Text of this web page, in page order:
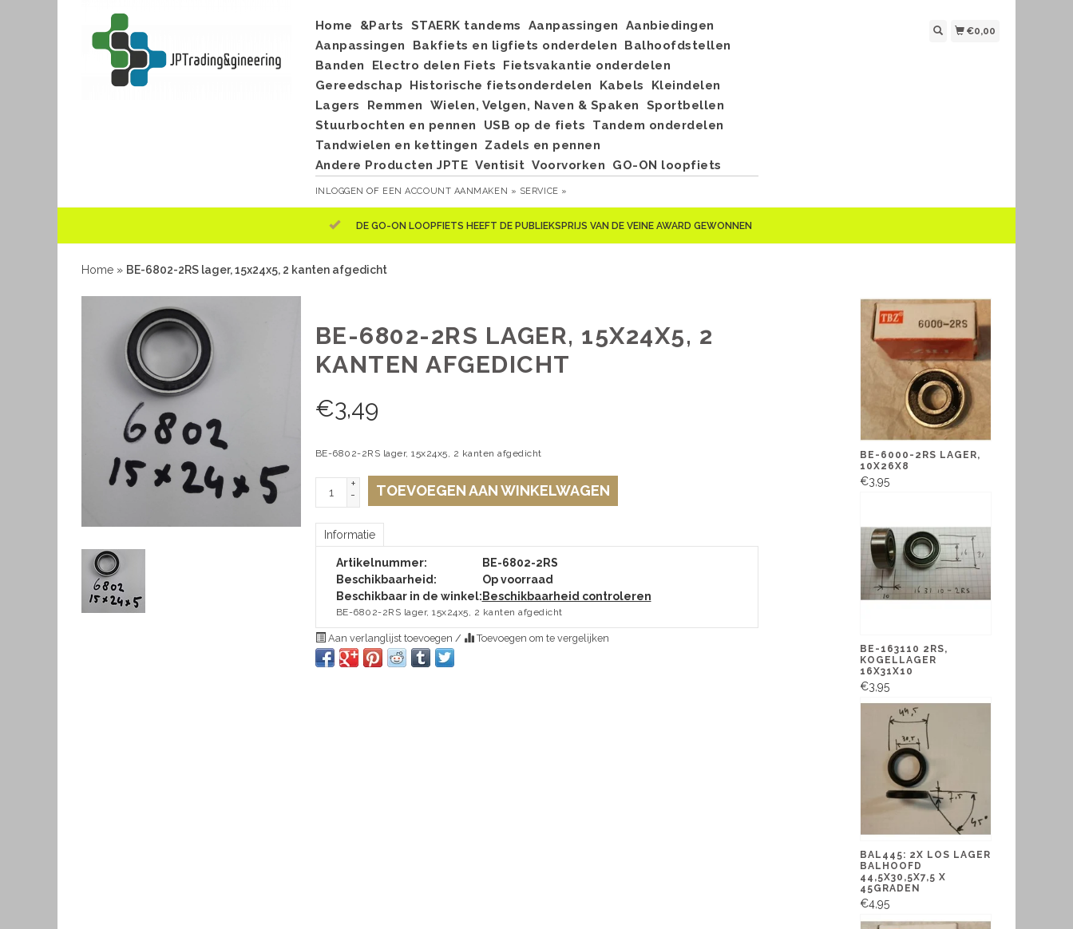
Home &Parts STAERK tandems Aanpassingen
Aanbiedingen
Aanpassingen
Bakfiets en ligfiets onderdelen
Balhoofdstellen
Banden
Electro delen Fiets
Fietsvakantie onderdelen
Gereedschap
Historische fietsonderdelen Kabels
Kleindelen
Lagers
Remmen Wielen, Velgen, Naven & Spaken
Sportbellen
Stuurbochten en pennen
USB op de fiets
Tandem onderdelen
Tandwielen en kettingen
Zadels en pennen
Andere Producten JPTE Ventisit Voorvorken GO-ON loopfiets
INLOGGEN OF EEN ACCOUNT AANMAKEN » SERVICE »
€0,00
DE GO-ON LOOPFIETS HEEFT DE PUBLIEKSPRIJS VAN DE VEINE AWARD GEWONNEN
Home » BE-6802-2RS lager, 15x24x5, 2 kanten afgedicht
BE-6802-2RS LAGER, 15X24X5, 2
KANTEN AFGEDICHT
€3,49
BE-6802-2RS lager, 15x24x5, 2 kanten afgedicht
+
-
TOEVOEGEN AAN WINKELWAGEN
Informatie
Artikelnummer:
BE-6802-2RS
Beschikbaarheid:
Op voorraad
Beschikbaar in de winkel: Beschikbaarheid controleren
BE-6802-2RS lager, 15x24x5, 2 kanten afgedicht
Aan verlanglijst toevoegen / Toevoegen om te vergelijken
BE-6000-2RS LAGER,
10X26X8
€3,95
BE-163110 2RS,
KOGELLAGER
16X31X10
€3,95
BAL445: 2X LOS LAGER
BALHOOFD
44,5X30,5X7,5 X
45GRADEN
€4,95